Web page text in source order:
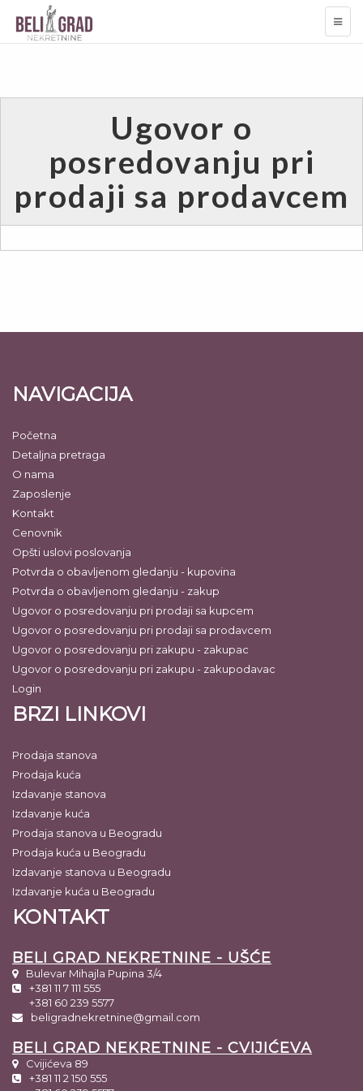
Ugovor o
posredovanju pri
prodaji sa prodavcem
NAVIGACIJA
Početna
Detaljna pretraga
O nama
Zaposlenje
Kontakt
Cenovnik
Opšti uslovi poslovanja
Potvrda o obavljenom gledanju - kupovina
Potvrda o obavljenom gledanju - zakup
Ugovor o posredovanju pri prodaji sa kupcem
Ugovor o posredovanju pri prodaji sa prodavcem
Ugovor o posredovanju pri zakupu - zakupac
Ugovor o posredovanju pri zakupu - zakupodavac
Login
BRZI LINKOVI
Prodaja stanova
Prodaja kuća
Izdavanje stanova
Izdavanje kuća
Prodaja stanova u Beogradu
Prodaja kuća u Beogradu
Izdavanje stanova u Beogradu
Izdavanje kuća u Beogradu
KONTAKT
BELI GRAD NEKRETNINE - UŠĆE
Bulevar Mihajla Pupina 3/4
+381 11 7 111 555
+381 60 239 5577
beligradnekretnine@gmail.com
BELI GRAD NEKRETNINE - CVIJIĆEVA
Cvijićeva 89
+381 11 2 150 555